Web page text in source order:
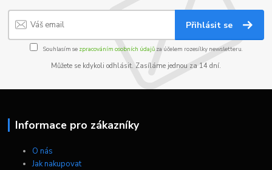
Přihlásit se
Souhlasím se zpracováním osobních údajůza účelem rozesílky newsletteru.
Můžete se kdykoli odhlásit. Zasíláme jednou za 14 dní.
Informace pro zákazníky
O nás
Jak nakupovat